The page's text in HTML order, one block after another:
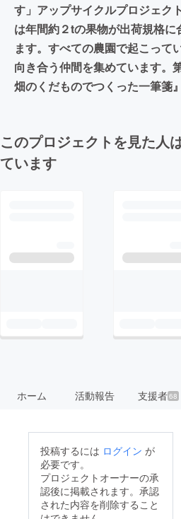
す」アップサイクルプロジェク
は年間約２tの果物が出荷規格
ます。すべての農園で起こって
向き合う仲間を集めています。
畑のくだものでつくった一筆箋
このプロジェクトを見た人
ています
ホーム 活動報告 支援者68
投稿するには ログイン が
必要です。
プロジェクトオーナーの承
認後に掲載されます。承認
された内容を削除すること